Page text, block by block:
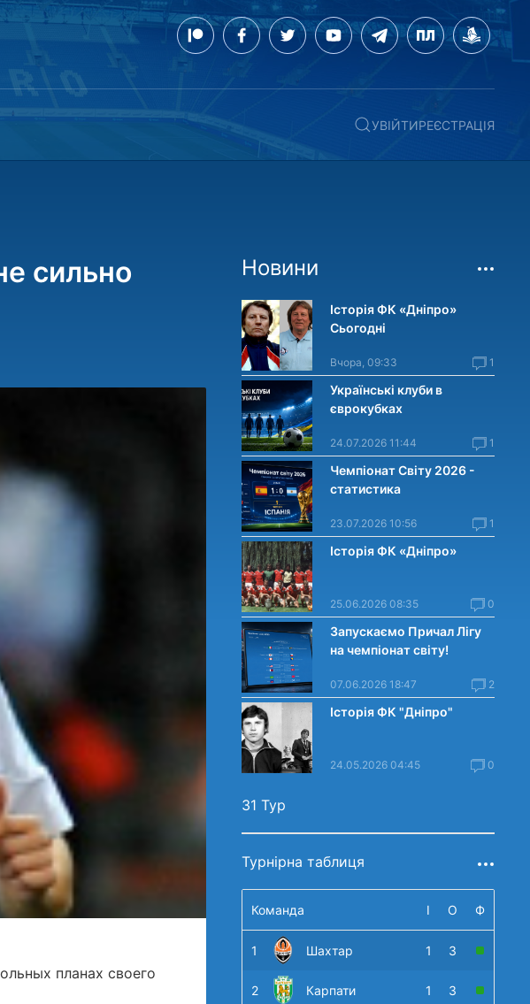
УВІЙТИРЕЄСТРАЦІЯ
сильно
планах своего
Новини
Історія ФК «Дніпро»
Сьогодні
Вчора, 09:33 1
Українські клуби в
єврокубках
24.07.2026 11:44 1
Чемпіонат Світу 2026 -
статистика
23.07.2026 10:56 1
Історія ФК «Дніпро»
25.06.2026 08:35 0
Запускаємо Причал Лігу
на чемпіонат світу!
07.06.2026 18:47 2
Історія ФК "Дніпро"
24.05.2026 04:45 0
31 Тур
Турнірна таблиця
Команда І О Ф
1 Шахтар 1 3
2 Карпати 1 3